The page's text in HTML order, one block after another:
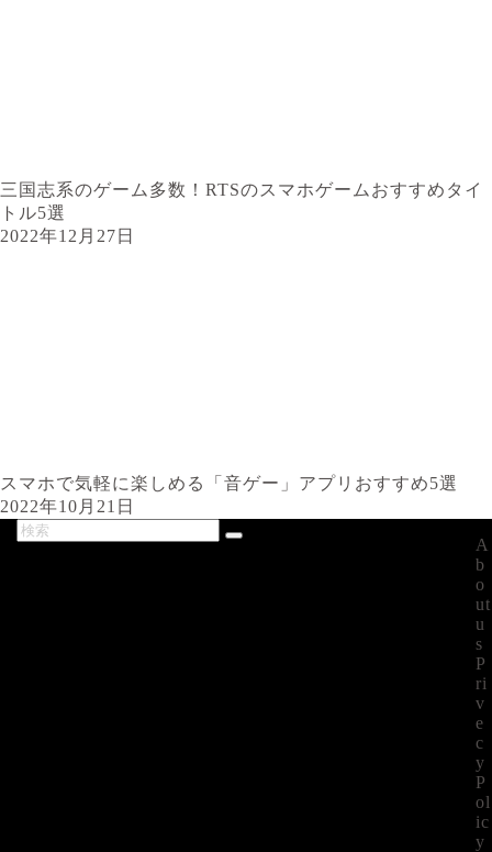
三国志系のゲーム多数！RTSのスマホゲームおすすめタイ
トル5選
2022年12月27日
スマホで気軽に楽しめる「音ゲー」アプリおすすめ5選
2022年10月21日
A
b
o
ut
u
s
P
ri
v
e
c
y
P
ol
ic
y